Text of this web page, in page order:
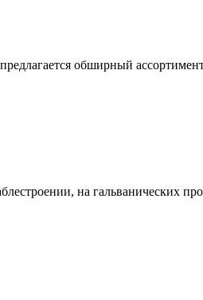
обширный
на гальванических